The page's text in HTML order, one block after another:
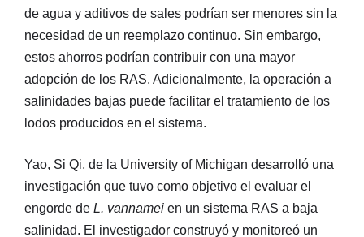
de agua y aditivos de sales podrían ser menores sin la
necesidad de un reemplazo continuo. Sin embargo,
estos ahorros podrían contribuir con una mayor
adopción de los RAS. Adicionalmente, la operación a
salinidades bajas puede facilitar el tratamiento de los
lodos producidos en el sistema.
Yao, Si Qi, de la University of Michigan desarrolló una
investigación que tuvo como objetivo el evaluar el
engorde de L. vannamei en un sistema RAS a baja
salinidad. El investigador construyó y monitoreó un